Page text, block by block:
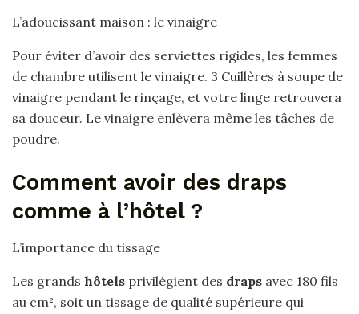
L’adoucissant maison : le vinaigre
Pour éviter d’avoir des serviettes rigides, les femmes
de chambre utilisent le vinaigre. 3 Cuillères à soupe de
vinaigre pendant le rinçage, et votre linge retrouvera
sa douceur. Le vinaigre enlèvera même les tâches de
poudre.
Comment avoir des draps
comme à l’hôtel ?
L’importance du tissage
Les grands hôtels privilégient des draps avec 180 fils
au cm², soit un tissage de qualité supérieure qui